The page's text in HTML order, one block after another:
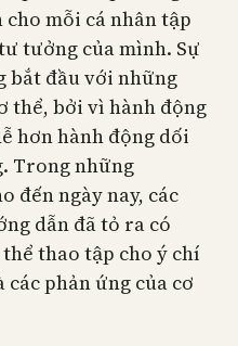
mỗi cá nhân tập
tưởng của mình. Sự
bắt đầu với những
thể, bởi vì hành động
hơn hành động dối
Trong những
đến ngày nay, các
dẫn đã tỏ ra có
thao tập cho ý chí
phản ứng của cơ